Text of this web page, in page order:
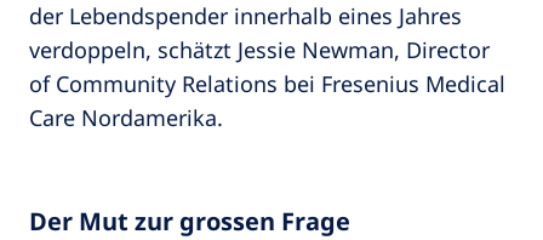
der Lebendspender innerhalb eines Jahres
verdoppeln, schätzt Jessie Newman, Director
of Community Relations bei Fresenius Medical
Care Nordamerika.
Der Mut zur grossen Frage